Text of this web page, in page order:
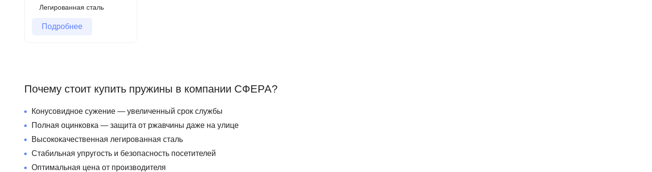
Покрытие: оцинкованное (тонкий слой цинка) — надёжная защита от коррозии, влаги, перепадов температуры и других внешних факторов при уличной
Увеличенный ресурс работы в 1,5–2 раза по сравнению с обычными пружинами
Высокая устойчивость к коррозии (подходят для открытых площадок)
Равномерное распределение нагрузки
Стабильная жёсткость на протяжении всего срока эксплуатации
Соответствуют высоким требованиям безопасности коммерческих объектов
Легированная сталь
Подробнее
Почему стоит купить пружины в компании СФЕРА?
Конусовидное сужение — увеличенный срок службы
Полная оцинковка — защита от ржавчины даже на улице
Высококачественная легированная сталь
Стабильная упругость и безопасность посетителей
Оптимальная цена от производителя